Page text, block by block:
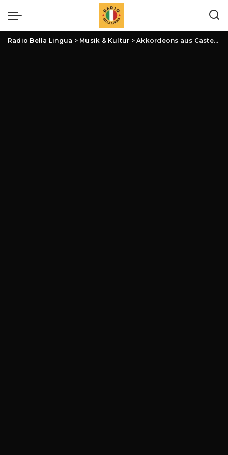
Radio Bella Lingua > Musik & Kultur >Akkordeons aus Castelfidardo: Tradition, Innovation und der Klang Italiens